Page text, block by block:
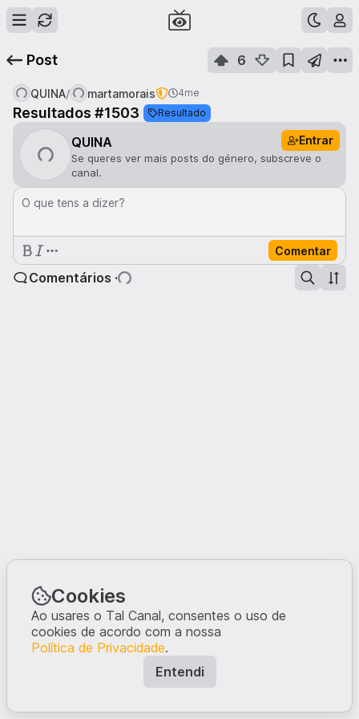
Post 6
QUINA/ martamorais 4me
Resultados #1503 Resultado
QUINA Entrar
Se queres ver mais posts do género, subscreve o
canal.
O que tens a dizer?
Comentar
Comentários ·
Cookies
Ao usares o Tal Canal, consentes o uso de
cookies de acordo com a nossa
Política de Privacidade.
Entendi